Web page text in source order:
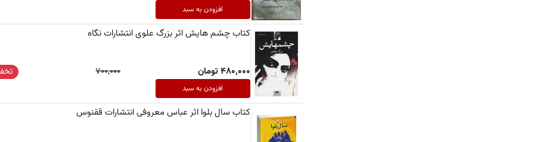
افزودن به سبد
کتاب چشم هایش اثر بزرگ علوی انتشارات نگاه
480,000 تومان 700,000
افزودن به سبد
کتاب سال بلوا اثر عباس معروفی انتشارات ققنوس